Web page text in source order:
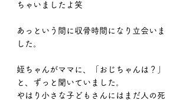
ちゃいましたよ笑
あっという間に収骨時間になり立会いま
した。
姪ちゃんがママに、「おじちゃんは？」
と、ずっと聞いていました。
やはり小さな子どもさんにはまだ人の死